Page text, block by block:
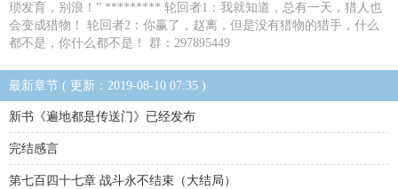
琐发育，别浪！” ********* 轮回者1：我就知道，总有一天，猎人也
会变成猎物！ 轮回者2：你赢了，赵离，但是没有猎物的猎手，什么
都不是，你什么都不是！ 群：297895449
最新章节 ( 更新：2019-08-10 07:35 )
新书《遍地都是传送门》已经发布
完结感言
第七百四十七章 战斗永不结束（大结局）